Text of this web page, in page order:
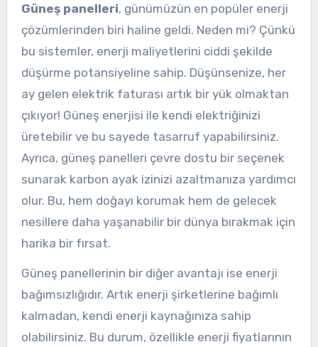
Güneş panelleri, günümüzün en popüler enerji
çözümlerinden biri haline geldi. Neden mi? Çünkü
bu sistemler, enerji maliyetlerini ciddi şekilde
düşürme potansiyeline sahip. Düşünsenize, her
ay gelen elektrik faturası artık bir yük olmaktan
çıkıyor! Güneş enerjisi ile kendi elektriğinizi
üretebilir ve bu sayede tasarruf yapabilirsiniz.
Ayrıca, güneş panelleri çevre dostu bir seçenek
sunarak karbon ayak izinizi azaltmanıza yardımcı
olur. Bu, hem doğayı korumak hem de gelecek
nesillere daha yaşanabilir bir dünya bırakmak için
harika bir fırsat.
Güneş panellerinin bir diğer avantajı ise enerji
bağımsızlığıdır. Artık enerji şirketlerine bağımlı
kalmadan, kendi enerji kaynağınıza sahip
olabilirsiniz. Bu durum, özellikle enerji fiyatlarının